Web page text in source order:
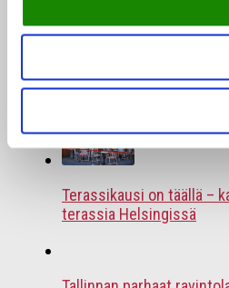
kannattaa kokea
Terassikausi on täällä –
terassia Helsingissä